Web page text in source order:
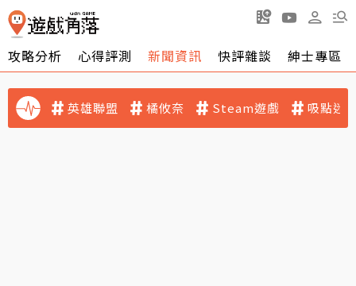
攻略分析 心得評測 新聞資訊 快評雜談 紳士專區
英雄聯盟 橘攸奈 Steam遊戲 吸點迷